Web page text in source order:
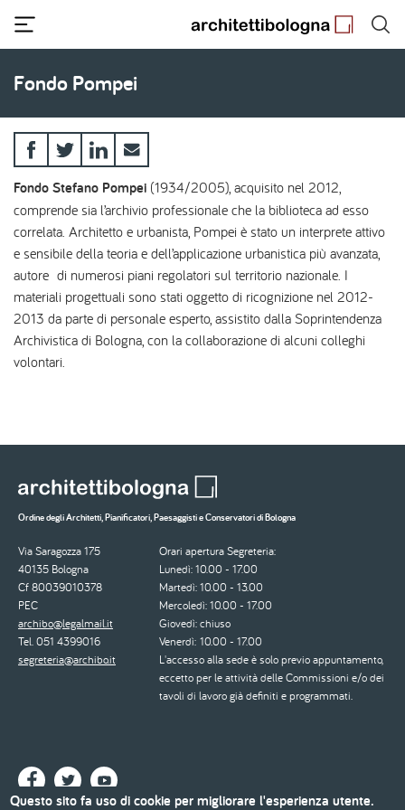
contenuto
principale
Fondo Pompei
Fondo Stefano Pompei (1934/2005), acquisito nel 2012,
comprende sia l’archivio professionale che la biblioteca ad esso
correlata. Architetto e urbanista, Pompei è stato un interprete attivo
e sensibile della teoria e dell’applicazione urbanistica più avanzata,
autore di numerosi piani regolatori sul territorio nazionale. I
materiali progettuali sono stati oggetto di ricognizione nel 2012-
2013 da parte di personale esperto, assistito dalla Soprintendenza
Archivistica di Bologna, con la collaborazione di alcuni colleghi
volontari.
Ordine degli Architetti, Pianificatori, Paesaggisti e Conservatori di Bologna
Via Saragozza 175
40135 Bologna
Cf 80039010378
PEC
archibo@legalmail.it
Tel. 051 4399016
segreteria@archibo.it
Orari apertura Segreteria:
Lunedì: 10.00 - 17.00
Martedì: 10.00 - 13.00
Mercoledì: 10.00 - 17.00
Giovedì: chiuso
Venerdì: 10.00 - 17.00
L'accesso alla sede è solo previo appuntamento,
eccetto per le attività delle Commissioni e/o dei
tavoli di lavoro già definiti e programmati.
Questo sito fa uso di cookie per migliorare l'esperienza utente.